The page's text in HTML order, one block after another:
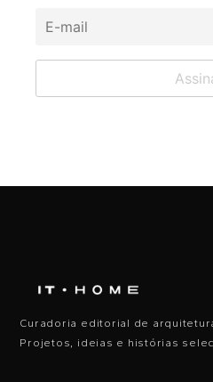
Curadoria editorial de
Projetos, ideias e histórias